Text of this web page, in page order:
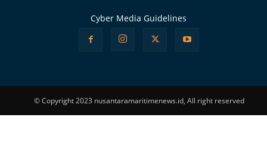
Cyber Media Guidelines
© Copyright 2023 nusantaramaritimenews.id, All right reserved